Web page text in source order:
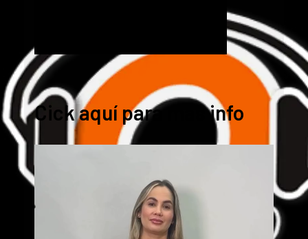
Cick aquí para mas info